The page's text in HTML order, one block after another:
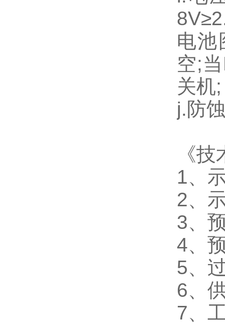
8V≥
电池
空;当
关机;
j.防
《
1、
2、
3、
4、
5、
6、
7、